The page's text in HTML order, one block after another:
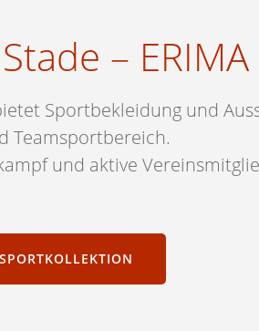
–
Sportbekleidung und
Teamsportbereich.
und aktive